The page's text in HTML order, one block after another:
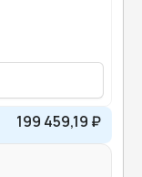
199 459,19 ₽